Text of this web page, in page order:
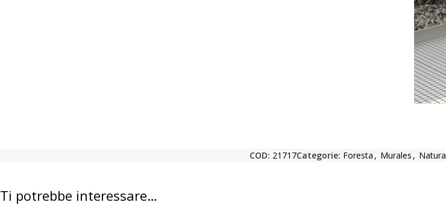
COD: 21717Categorie: Foresta , Murales , Natura
Ti potrebbe interessare…